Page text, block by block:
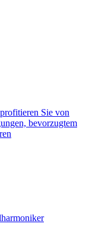
Sie von
bevorzugtem